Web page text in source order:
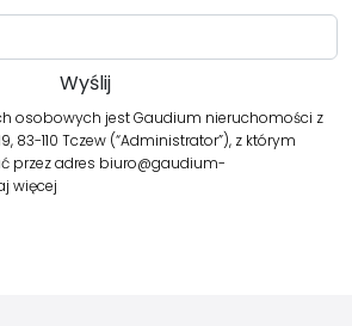
osobowych jest Gaudium nieruchomości z
83-110 Tczew (“Administrator”), z którym
przez adres biuro@gaudium-
więcej